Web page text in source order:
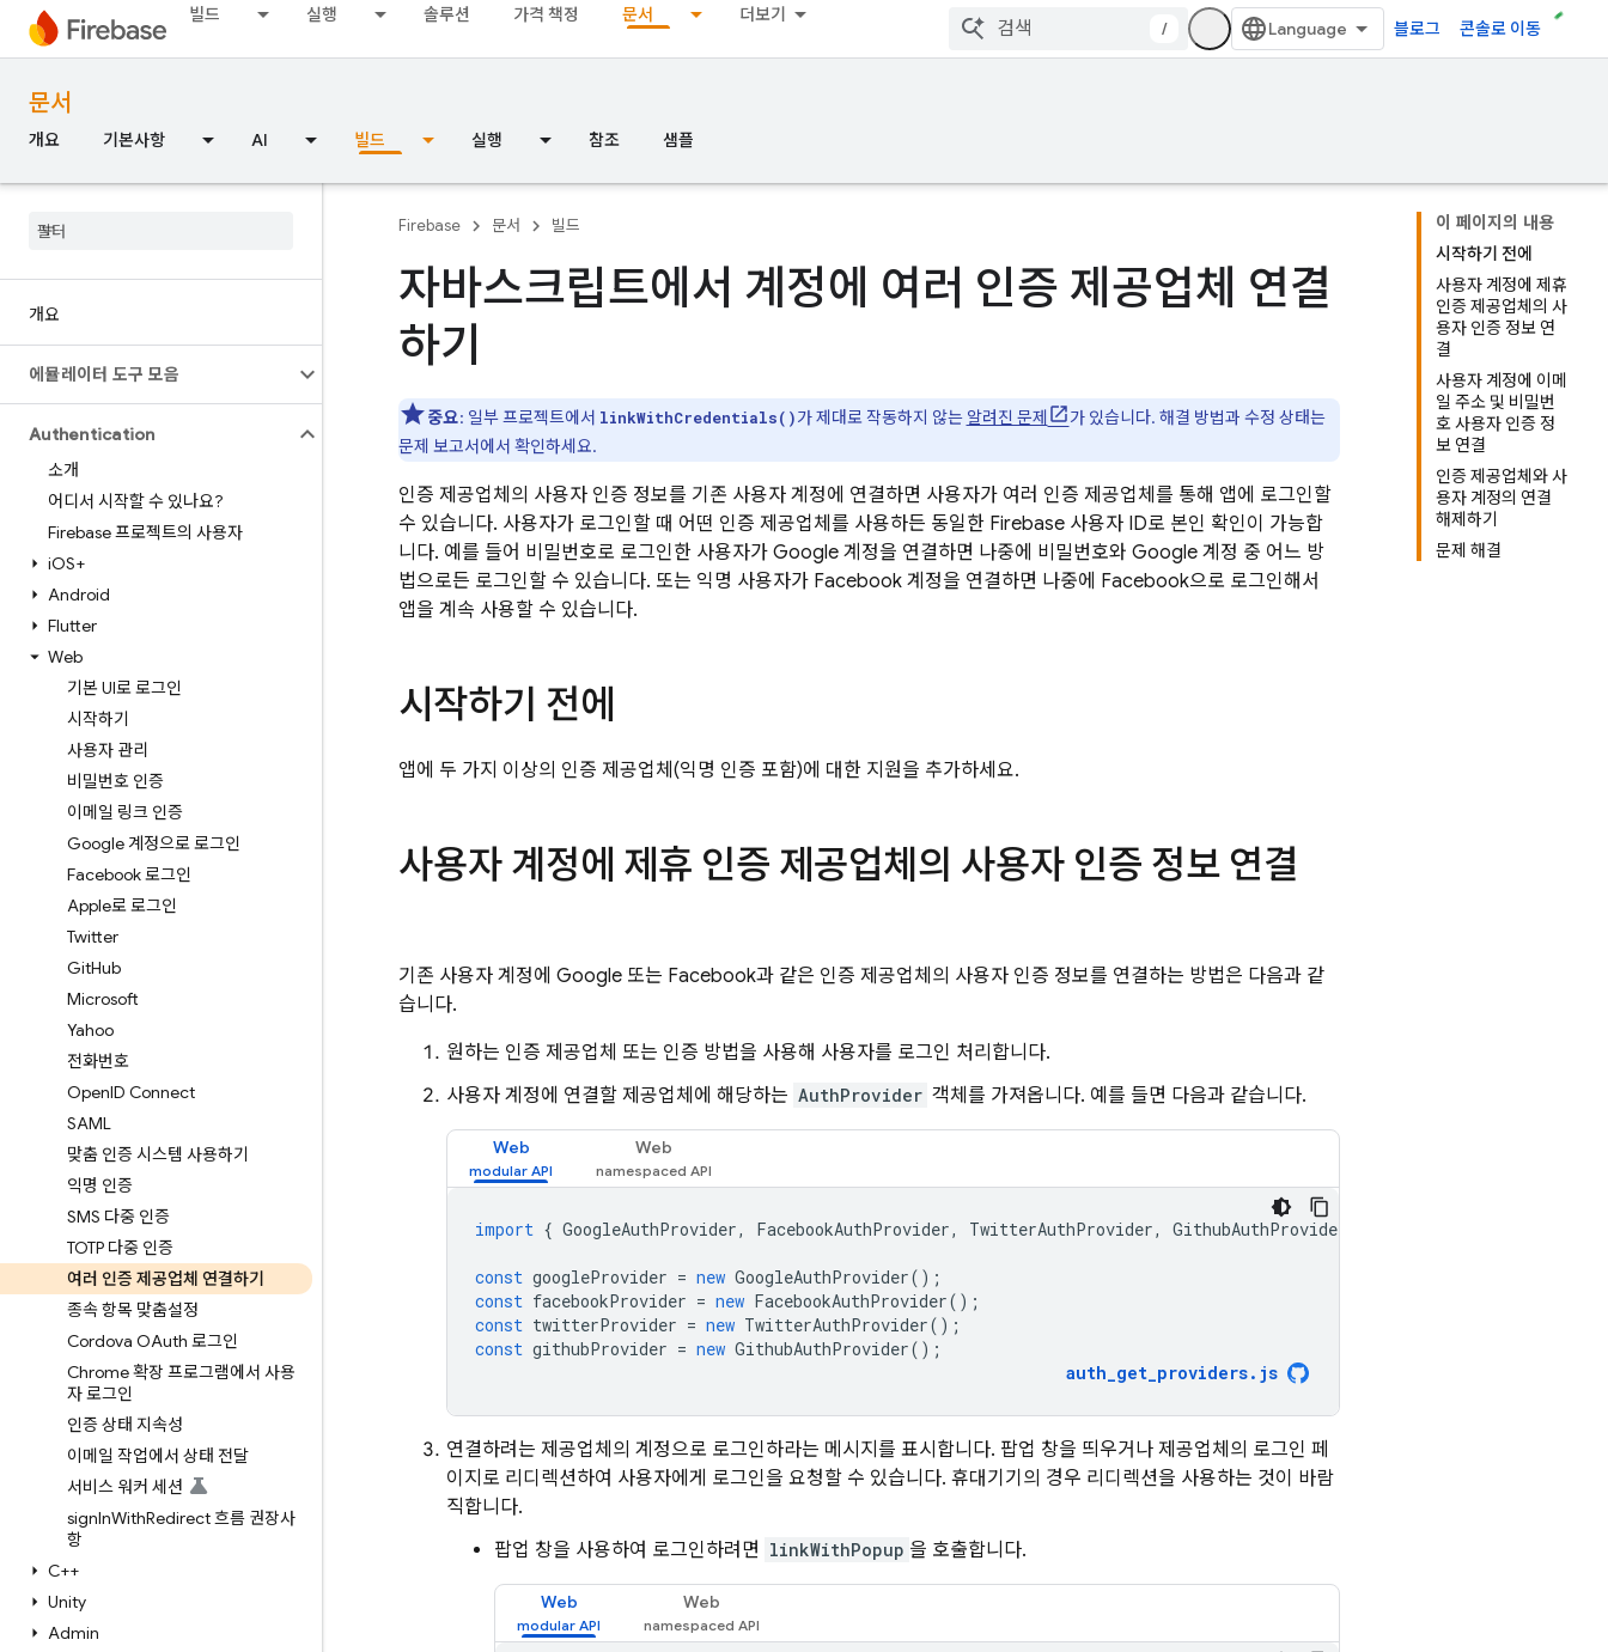
빌드 실행 솔루션 가격 책정 문서 더보기
/ 블로그 콘솔로 이동
문서
개요 기본사항 AI 빌드 실행 참조 샘플
개요
에뮬레이터 도구 모음
Authentication
소개
어디서 시작할 수 있나요?
Firebase 프로젝트의 사용자
iOS+
Android
Flutter
Web
기본 UI로 로그인
시작하기
사용자 관리
비밀번호 인증
이메일 링크 인증
Google 계정으로 로그인
Facebook 로그인
Apple로 로그인
Twitter
GitHub
Microsoft
Yahoo
전화번호
OpenID Connect
SAML
맞춤 인증 시스템 사용하기
익명 인증
SMS 다중 인증
TOTP 다중 인증
여러 인증 제공업체 연결하기
종속 항목 맞춤설정
Cordova OAuth 로그인
Chrome 확장 프로그램에서 사용
자 로그인
인증 상태 지속성
이메일 작업에서 상태 전달
서비스 워커 세션
signInWithRedirect 흐름 권장사
항
C++
Unity
Admin
이 페이지의 내용
시작하기 전에
사용자 계정에 제휴
인증 제공업체의 사
용자 인증 정보 연
결
사용자 계정에 이메
일 주소 및 비밀번
호 사용자 인증 정
보 연결
인증 제공업체와 사
용자 계정의 연결
해제하기
문제 해결
Firebase 문서 빌드
자바스크립트에서 계정에 여러 인증 제공업체 연결
하기
중요: 일부 프로젝트에서 linkWithCredentials()가 제대로 작동하지 않는 알려진 문제
가 있습니다. 해결 방법과 수정 상태는
문제 보고서에서 확인하세요.
인증 제공업체의 사용자 인증 정보를 기존 사용자 계정에 연결하면 사용자가 여러 인증 제공업체를 통해 앱에 로그인할
수 있습니다. 사용자가 로그인할 때 어떤 인증 제공업체를 사용하든 동일한 Firebase 사용자 ID로 본인 확인이 가능합
니다. 예를 들어 비밀번호로 로그인한 사용자가 Google 계정을 연결하면 나중에 비밀번호와 Google 계정 중 어느 방
법으로든 로그인할 수 있습니다. 또는 익명 사용자가 Facebook 계정을 연결하면 나중에 Facebook으로 로그인해서
앱을 계속 사용할 수 있습니다.
시작하기 전에
앱에 두 가지 이상의 인증 제공업체(익명 인증 포함)에 대한 지원을 추가하세요.
사용자 계정에 제휴 인증 제공업체의 사용자 인증 정보 연결
기존 사용자 계정에 Google 또는 Facebook과 같은 인증 제공업체의 사용자 인증 정보를 연결하는 방법은 다음과 같
습니다.
원하는 인증 제공업체 또는 인증 방법을 사용해 사용자를 로그인 처리합니다.
사용자 계정에 연결할 제공업체에 해당하는 AuthProvider 객체를 가져옵니다. 예를 들면 다음과 같습니다.
Web Web
import { GoogleAuthProvider, FacebookAuthProvider, TwitterAuthProvider, GithubAuthProvider
const googleProvider = new GoogleAuthProvider();
const facebookProvider = new FacebookAuthProvider();
const twitterProvider = new TwitterAuthProvider();
const githubProvider = new GithubAuthProvider();
auth_get_providers. js
연결하려는 제공업체의 계정으로 로그인하라는 메시지를 표시합니다. 팝업 창을 띄우거나 제공업체의 로그인 페
이지로 리디렉션하여 사용자에게 로그인을 요청할 수 있습니다. 휴대기기의 경우 리디렉션을 사용하는 것이 바람
직합니다.
팝업 창을 사용하여 로그인하려면 linkWithPopup 을 호출합니다.
Web Web